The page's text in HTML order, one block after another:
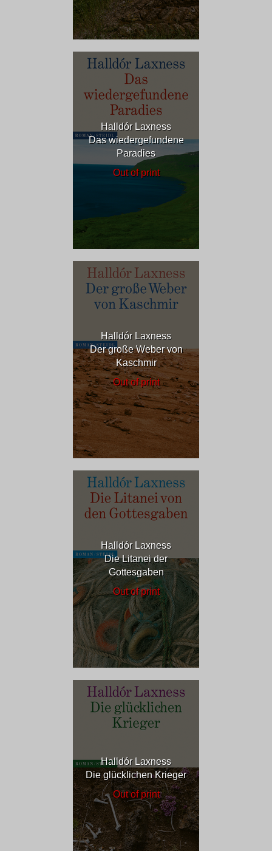
Halldór Laxness
Das wiedergefundene
Paradies
Out of print
Halldór Laxness
Der große Weber von
Kaschmir
Out of print
Halldór Laxness
Die Litanei der
Gottesgaben
Out of print
Halldór Laxness
Die glücklichen Krieger
Out of print